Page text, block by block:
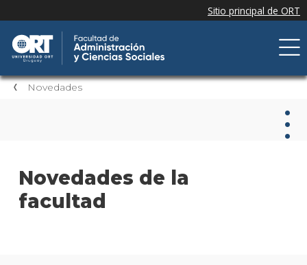
Novedades
Novedades de la
facultad